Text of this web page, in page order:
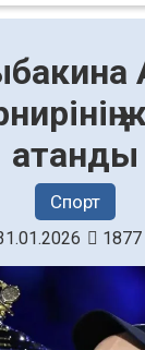
атанды
Спорт
1877